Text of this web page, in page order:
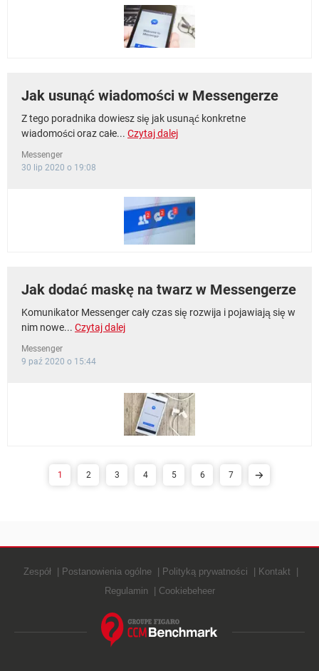
Jak usunąć wiadomości w Messengerze
Z tego poradnika dowiesz się jak usunąć konkretne
wiadomości oraz całe... Czytaj dalej
Messenger
30 lip 2020 o 19:08
Jak dodać maskę na twarz w Messengerze
Komunikator Messenger cały czas się rozwija i pojawiają się w
nim nowe... Czytaj dalej
Messenger
9 paź 2020 o 15:44
1 2 3 4 5 6 7
Zespół Postanowienia ogólne Polityką prywatności
Kontakt
Regulamin
Cookiebeheer